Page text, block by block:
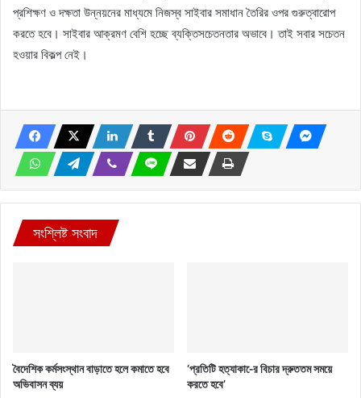
প্রশিক্ষণ ও দক্ষতা উন্নয়নের মাধ্যমে নিজস্ব সাইবার সমাধান তৈরির ওপর গুরুত্বারোপ
করতে হবে। সাইবার আক্রমণ বেশি হচ্ছে ব্যক্তিসচেতনতার অভাবে। তাই সবার সচেতন
হওয়ার বিকল্প নেই।
সংশ্লিষ্ট সংবাদ
বৈদেশিক কর্মসংস্থান বাড়াতে হলে কমাতে হবে
অভিবাসন ব্যয়
‘প্রতিটি হত্যাকা-ের বিচার দ্রুততম সময়ে
করতে হবে’